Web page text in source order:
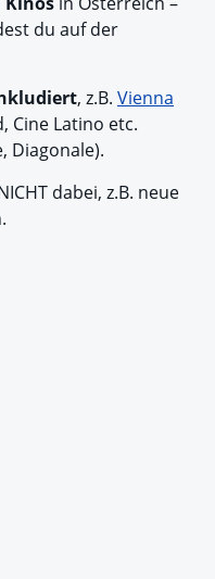
du auf der
, z.B. Vienna
Cine Latino etc.
Diagonale).
dabei, z.B. neue